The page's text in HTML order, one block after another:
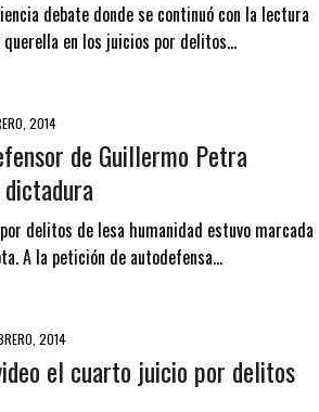
debate donde se continuó con la lectura
en los juicios por delitos…
2014
de Guillermo Petra
delitos de lesa humanidad estuvo marcada
A la petición de autodefensa…
2014
el cuarto juicio por delitos